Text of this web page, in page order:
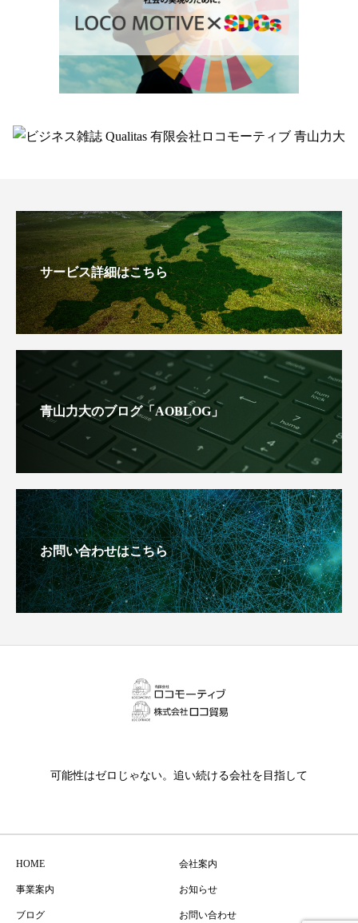
サービス詳細はこちら
青山力大のブログ「AOBLOG」
お問い合わせはこちら
可能性はゼロじゃない。追い続ける会社を目指して
HOME 会社案内
事業案内 お知らせ
ブログ お問い合わせ